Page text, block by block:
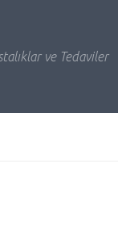
ve Tedaviler